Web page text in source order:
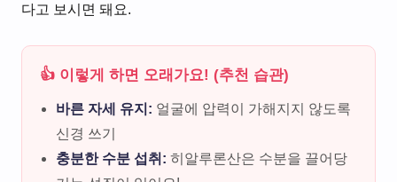
다고 보시면 돼요.
👍 이렇게 하면 오래가요! (추천 습관)
바른 자세 유지: 얼굴에 압력이 가해지지 않도록
신경 쓰기
충분한 수분 섭취: 히알루론산은 수분을 끌어당